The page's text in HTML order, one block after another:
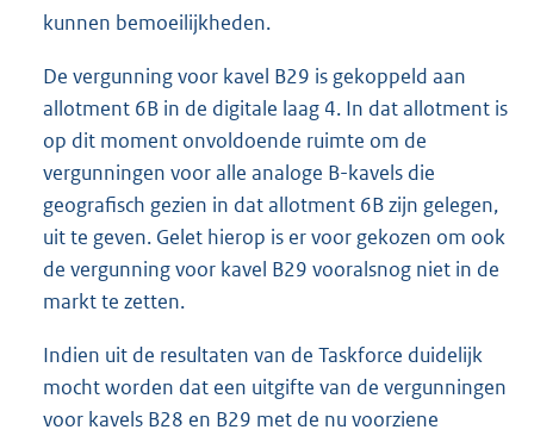
kunnen bemoeilijkheden.
De vergunning voor kavel B29 is gekoppeld aan
allotment 6B in de digitale laag 4. In dat allotment is
op dit moment onvoldoende ruimte om de
vergunningen voor alle analoge B-kavels die
geografisch gezien in dat allotment 6B zijn gelegen,
uit te geven. Gelet hierop is er voor gekozen om ook
de vergunning voor kavel B29 vooralsnog niet in de
markt te zetten.
Indien uit de resultaten van de Taskforce duidelijk
mocht worden dat een uitgifte van de vergunningen
voor kavels B28 en B29 met de nu voorziene